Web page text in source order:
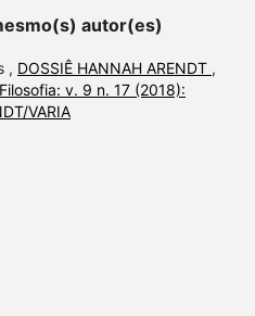
autor(es)
, DOSSIÊ HANNAH ARENDT ,
v. 9 n. 17 (2018):
VARIA